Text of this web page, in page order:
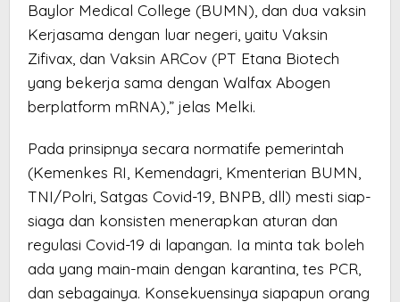
Baylor Medical College (BUMN), dan dua vaksin
Kerjasama dengan luar negeri, yaitu Vaksin
Zifivax, dan Vaksin ARCov (PT Etana Biotech
yang bekerja sama dengan Walfax Abogen
berplatform mRNA),” jelas Melki.
Pada prinsipnya secara normatife pemerintah
(Kemenkes RI, Kemendagri, Kmenterian BUMN,
TNI/Polri, Satgas Covid-19, BNPB, dll) mesti siap-
siaga dan konsisten menerapkan aturan dan
regulasi Covid-19 di lapangan. Ia minta tak boleh
ada yang main-main dengan karantina, tes PCR,
dan sebagainya. Konsekuensinya siapapun orang